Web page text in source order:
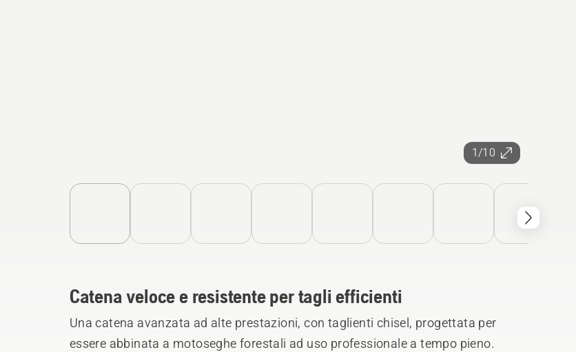
1/10
Catena veloce e resistente per tagli efficienti
Una catena avanzata ad alte prestazioni, con taglienti chisel, progettata per
essere abbinata a motoseghe forestali ad uso professionale a tempo pieno.